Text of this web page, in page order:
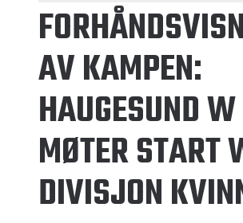
AV KAMPEN:
HAUGESUND W
MØTER START
DIVISJON